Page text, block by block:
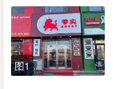
图1